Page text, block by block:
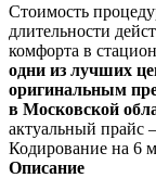
Стоимость
длительности
комфорта в
одни из лучших
оригинальным
в Московской
актуальный прайс
Кодирование на 6
Описание